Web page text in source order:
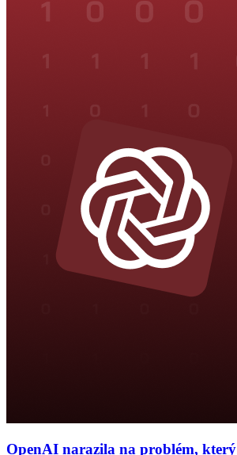
OpenAI narazila na problém,